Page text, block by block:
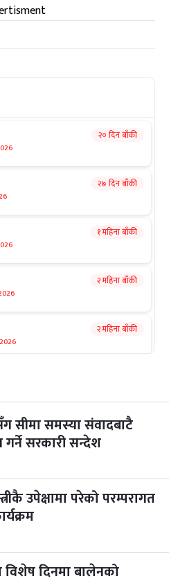
२० दिन बाँकी
२७ दिन बाँकी
१ महिना बाँकी
२ महिना बाँकी
२ महिना बाँकी
२ महिना बाँकी
2026
३ महिना बाँकी
सीमा समस्या संवादबाटै
सरकारी सन्देश
उपेक्षामा परेको परम्परागत
दिनमा बालेनको